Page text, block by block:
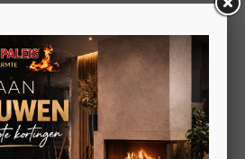
vrijstaande houtkachel
een mooie ronde kachel met een
van 5kW. Ideaal dus in
geïsoleerde woonkamer met
U krijgt echt een sierraad
Spartherm houtkachel.
maakt deze de ruimte ook nog
warm.